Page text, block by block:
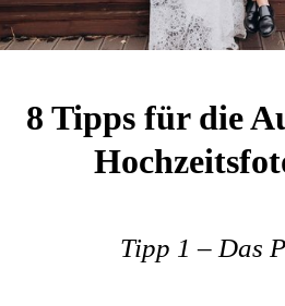
8 Tipps für die
Tipp 1 – Das